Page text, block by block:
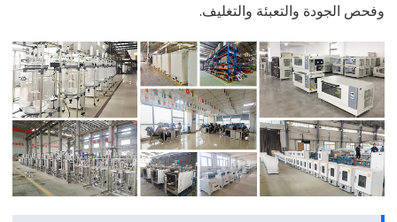
وفحص الجودة والتعبئة والتغليف.